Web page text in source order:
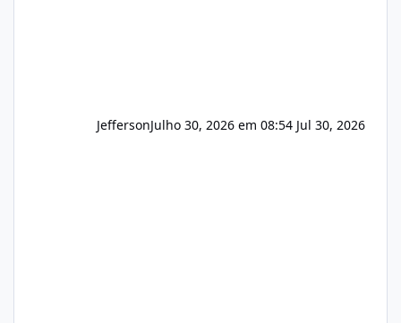
JeffersonJulho 30, 2026 em 08:54 Jul 30, 2026